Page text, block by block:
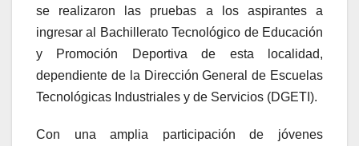
se realizaron las pruebas a los aspirantes a
ingresar al Bachillerato Tecnológico de Educación
y Promoción Deportiva de esta localidad,
dependiente de la Dirección General de Escuelas
Tecnológicas Industriales y de Servicios (DGETI).
Con una amplia participación de jóvenes